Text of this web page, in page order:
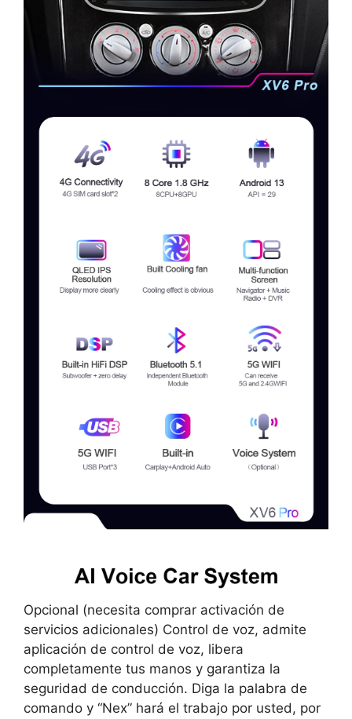
Opcional (necesita comprar activación de
servicios adicionales) Control de voz, admite
aplicación de control de voz, libera
completamente tus manos y garantiza la
seguridad de conducción. Diga la palabra de
comando y “Nex” hará el trabajo por usted, por